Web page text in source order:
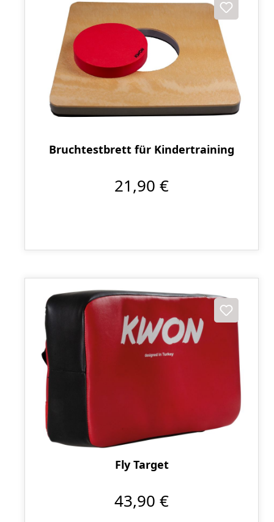
Bruchtestbrett für Kindertraining
21,90 €
Fly Target
43,90 €